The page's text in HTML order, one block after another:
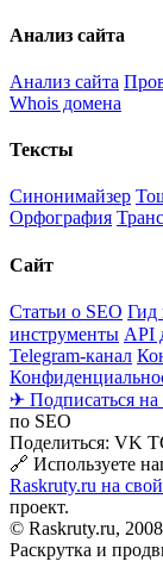
Анализ сайта
Анализ сайта
Whois домена
Тексты
Синонимайзер
Орфография
Сайт
Статьи о SEO Гид
инструменты API
Telegram-канал
✈ Подписаться на
по SEO
Поделиться: VK
🔗 Используете
Raskruty.ru на
проект.
© Raskruty.ru,
Раскрутка и